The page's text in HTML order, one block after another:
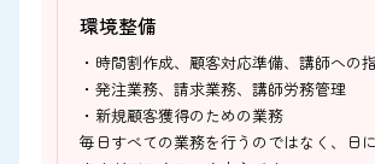
環境整備
・時間割作成、顧客対応準備、講師への
・発注業務、請求業務、講師労務管理
・新規顧客獲得のための業務
毎日すべての業務を行うのではなく、日